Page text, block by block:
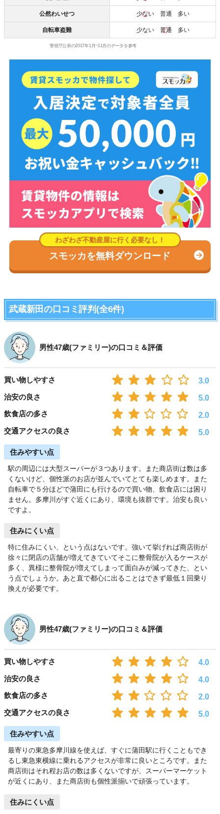
公然わいせつ 少ない普通 多い
自転車盗難 少ない 普通 多い
警視庁公表の2017年1月~11月のデータを参考
スモッカを無料ダウンロード
武蔵新田の口コミ評判(全6件)
男性47歳(ファミリー)の口コミ＆評価
買い物しやすさ
3.0
治安の良さ
5.0
飲食店の多さ
2.0
交通アクセスの良さ
5.0
住みやすい点
駅の周辺には大型スーパーが３つあります。また商店街は数は多
くないけど、個性派のお店が並んでいてとても楽しめます。また
自転車で５分ほどで蒲田にも行けるので買い物、飲食店には困り
ません。多摩川がすぐ近くにあり、環境も抜群です。治安も良い
ですよ。
住みにくい点
特に住みにくい、という点はないです。強いて挙げれば商店街が
徐々に閉店の店舗が増えてきていてそこに整骨院が入るケースが
多く、異様に整骨院が増えてしまって面白みが減ってきた、とい
う点でしょうか。あと直で都心に出ることはできず最低１回乗り
換えが必要です。
男性47歳(ファミリー)の口コミ＆評価
買い物しやすさ
4.0
治安の良さ
4.0
飲食店の多さ
2.0
交通アクセスの良さ
5.0
住みやすい点
最寄りの東急多摩川線を使えば、すぐに蒲田駅に行くこともでき
るし東急東横線に乗れるアクセスが非常に良いところです。また
商店街はそれ程お店の数は多くないですが、スーパーマーケット
が近くにあり、また商店街も個性派揃いで頑張っています。
住みにくい点